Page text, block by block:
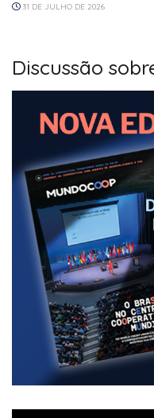
31 DE JULHO DE 2026
Discussão